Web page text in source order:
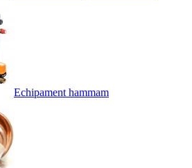
Echipament hammam